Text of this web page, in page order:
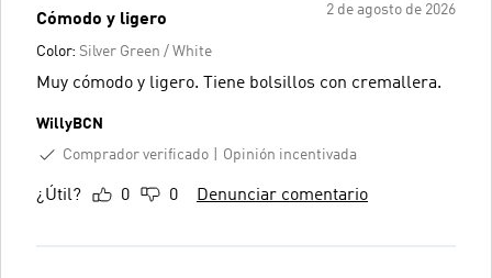
2 de agosto de 2026
Cómodo y ligero
Color: Silver Green / White
Muy cómodo y ligero. Tiene bolsillos con cremallera.
WillyBCN
Comprador verificado
Opinión incentivada
¿Útil? 0 0 Denunciar comentario